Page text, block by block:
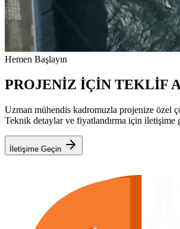
Hemen Başlayın
PROJENİZ İÇİN TEKLİF
Uzman mühendis kadromuzla projenize özel
Teknik detaylar ve fiyatlandırma için iletişime
İletişime Geçin